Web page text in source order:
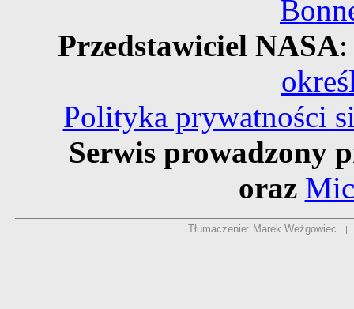
Przedstawiciel NASA
Polityka prywatności
Serwis prowadzony
oraz
Tłumaczenie: Marek Weżgowiec